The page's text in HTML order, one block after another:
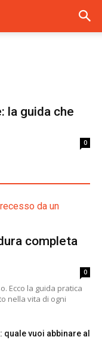
la guida che
0
completa
0
Ecco la guida pratica
nella vita di ogni
vuoi abbinare al